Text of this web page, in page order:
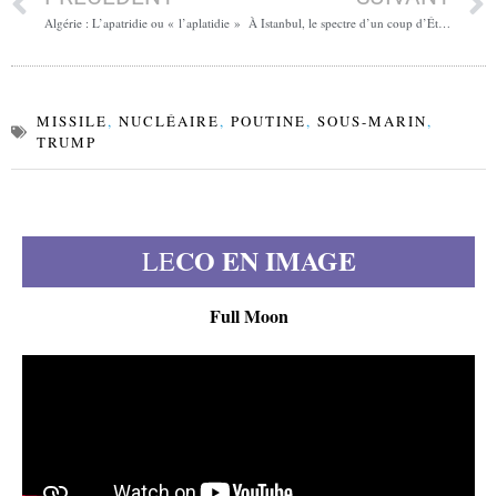
Algérie : L’apatridie ou « l’aplatidie » À Istanbul, le spectre d’un coup d’État judiciaire contre Ekrem Imamoglu
MISSILE, NUCLÉAIRE, POUTINE, SOUS-MARIN,
TRUMP
LECO EN IMAGE
Full Moon